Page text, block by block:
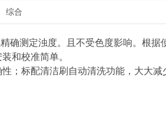
综合
确测定浊度。且不受色度影响。根据
和校准简单。
；标配清洁刷自动清洗功能，大大减